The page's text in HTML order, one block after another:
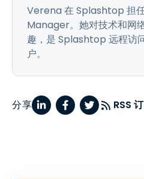
Verena 在 Splashtop 担
Manager。她对技术和网
趣，是 Splashtop 远程访
户。
分享 RSS